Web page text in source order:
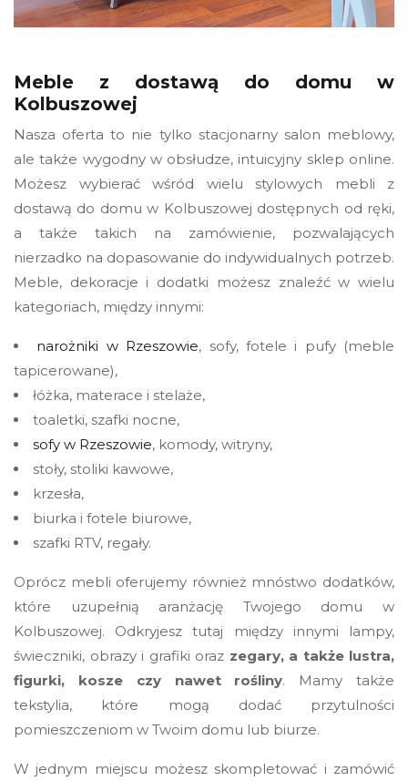
Meble z dostawą do domu w
Kolbuszowej
Nasza oferta to nie tylko stacjonarny salon meblowy,
ale także wygodny w obsłudze, intuicyjny sklep online.
Możesz wybierać wśród wielu stylowych mebli z
dostawą do domu w Kolbuszowej dostępnych od ręki,
a także takich na zamówienie, pozwalających
nierzadko na dopasowanie do indywidualnych potrzeb.
Meble, dekoracje i dodatki możesz znaleźć w wielu
kategoriach, między innymi:
narożniki w Rzeszowie, sofy, fotele i pufy (meble
tapicerowane),
łóżka, materace i stelaże,
toaletki, szafki nocne,
sofy w Rzeszowie, komody, witryny,
stoły, stoliki kawowe,
krzesła,
biurka i fotele biurowe,
szafki RTV, regały.
Oprócz mebli oferujemy również mnóstwo dodatków,
które uzupełnią aranżację Twojego domu w
Kolbuszowej. Odkryjesz tutaj między innymi lampy,
świeczniki, obrazy i grafiki oraz zegary, a także lustra,
figurki, kosze czy nawet rośliny. Mamy także
tekstylia, które mogą dodać przytulności
pomieszczeniom w Twoim domu lub biurze.
W jednym miejscu możesz skompletować i zamówić